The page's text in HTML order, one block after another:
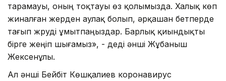
тарамауы, оның тоқтауы өз қолымызда. Халық көп
жиналған жерден аулақ болып, әрқашан бетперде
тағып жүруді ұмытпаңыздар. Барлық қиындықты
бірге жеңіп шығамыз», - деді әнші Жұбаныш
Жексенұлы.
Ал әнші Бейбіт Көшқалиев коронавирус